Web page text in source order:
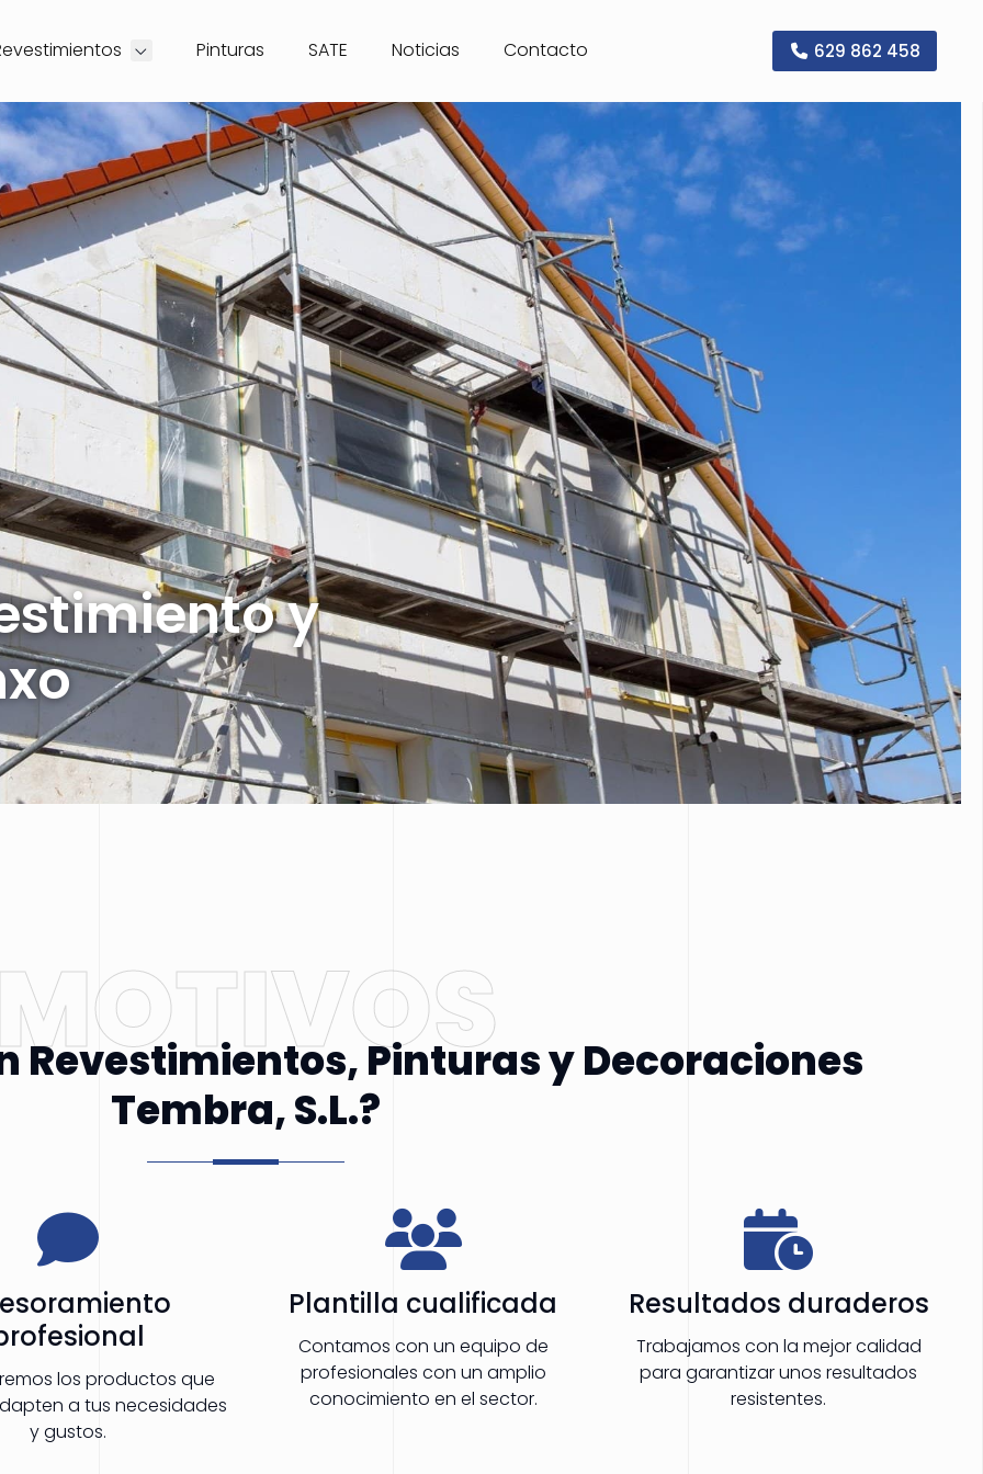
Pinturas SATE Noticias Contacto 629 862 458
y
Revestimientos, Pinturas y Decoraciones
Tembra, S.L.?
los productos que
a tus necesidades
y gustos.
Plantilla cualificada
Contamos con un equipo de
profesionales con un amplio
conocimiento en el sector.
Resultados duraderos
Trabajamos con la mejor calidad
para garantizar unos resultados
resistentes.